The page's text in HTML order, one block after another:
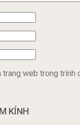
trang web trong
KÍNH